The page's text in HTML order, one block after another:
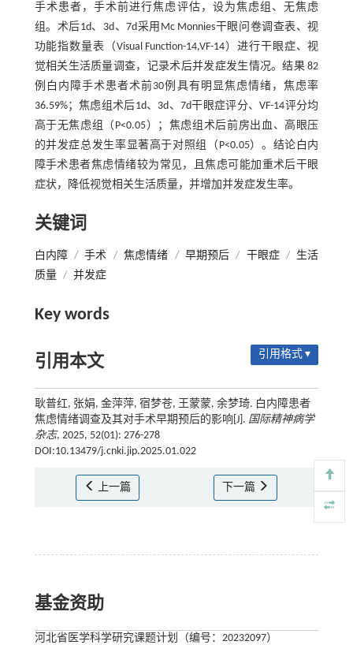
手术患者，手术前进行焦虑评估，设为焦虑组、无焦虑
组。术后1d、3d、7d采用Mc Monnies干眼问卷调查表、视
功能指数量表（Visual Function-14,VF-14）进行干眼症、视
觉相关生活质量调查，记录术后并发症发生情况。结果 82
例白内障手术患者术前30例具有明显焦虑情绪，焦虑率
36.59%；焦虑组术后1d、3d、7d干眼症评分、VF-14评分均
高于无焦虑组（P<0.05）；焦虑组术后前房出血、高眼压
的并发症总发生率显著高于对照组（P<0.05）。结论白内
障手术患者焦虑情绪较为常见，且焦虑可能加重术后干眼
症状，降低视觉相关生活质量，并增加并发症发生率。
关键词
白内障 / 手术 / 焦虑情绪 / 早期预后 / 干眼症 / 生活
质量 / 并发症
Key words
引用本文 引用格式 ▾
耿普红, 张娟, 金萍萍, 宿梦苍, 王蒙蒙, 余梦琦. 白内障患者
焦虑情绪调查及其对手术早期预后的影响[J]. 国际精神病学
杂志, 2025, 52(01): 276-278
DOI:10.13479/j.cnki.jip.2025.01.022
上一篇 下一篇
基金资助
河北省医学科学研究课题计划（编号：20232097）